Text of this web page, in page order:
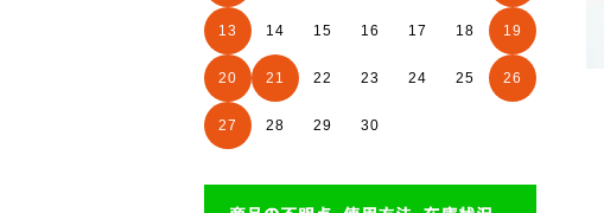
13 14 15 16 17 18 19
20 21 22 23 24 25 26
27 28 29 30